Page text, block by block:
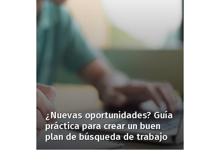
¿Nuevas oportunidades? Guía
práctica para crear un buen
plan de búsqueda de trabajo